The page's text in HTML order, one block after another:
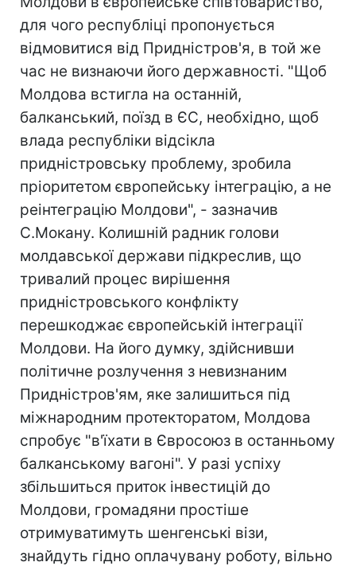
для чого республіці пропонується
відмовитися від Придністров'я, в той же
час не визнаючи його державності. "Щоб
Молдова встигла на останній,
балканський, поїзд в ЄС, необхідно, щоб
влада республіки відсікла
придністровську проблему, зробила
пріоритетом європейську інтеграцію, а не
реінтеграцію Молдови", - зазначив
С.Мокану. Колишній радник голови
молдавської держави підкреслив, що
тривалий процес вирішення
придністровського конфлікту
перешкоджає європейській інтеграції
Молдови. На його думку, здійснивши
політичне розлучення з невизнаним
Придністров'ям, яке залишиться під
міжнародним протекторатом, Молдова
спробує "в'їхати в Євросоюз в останньому
балканському вагоні". У разі успіху
збільшиться приток інвестицій до
Молдови, громадяни простіше
отримуватимуть шенгенські візи,
знайдуть гідно оплачувану роботу, вільно